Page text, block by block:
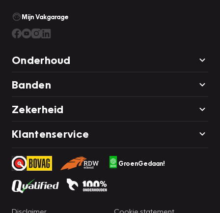
Mijn Vakgarage
Onderhoud
Banden
Zekerheid
Klantenservice
GroenGedaan!
Disclaimer Cookie statement